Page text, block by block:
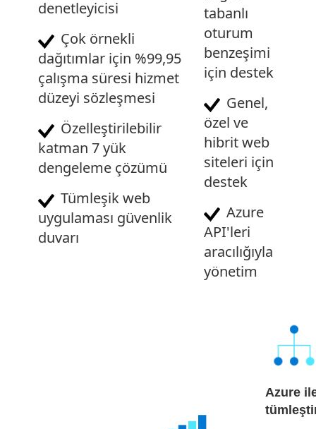
denetleyicisi
Çok örnekli
dağıtımlar için %99,95
çalışma süresi hizmet
düzeyi sözleşmesi
Özelleştirilebilir
katman 7 yük
dengeleme çözümü
Tümleşik web
uygulaması güvenlik
duvarı
tabanlı
oturum
benzeşimi
için destek
Genel,
özel ve
hibrit web
siteleri için
destek
Azure
API'leri
aracılığıyla
yönetim
Azure